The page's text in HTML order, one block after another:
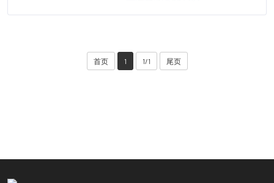
首页 1 1/1 尾页